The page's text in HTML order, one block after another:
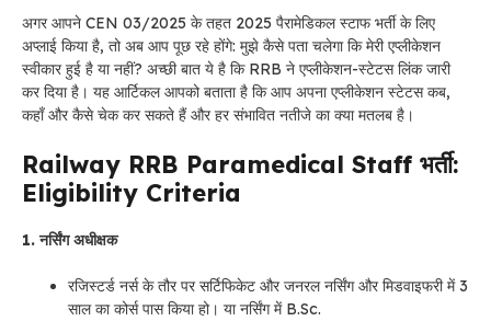
अगर आपने CEN 03/2025 के तहत 2025 पैरामेडिकल स्टाफ भर्ती के लिए
अप्लाई किया है, तो अब आप पूछ रहे होंगे: मुझे कैसे पता चलेगा कि मेरी एप्लीकेशन
स्वीकार हुई है या नहीं? अच्छी बात ये है कि RRB ने एप्लीकेशन-स्टेटस लिंक जारी
कर दिया है। यह आर्टिकल आपको बताता है कि आप अपना एप्लीकेशन स्टेटस कब,
कहाँ और कैसे चेक कर सकते हैं और हर संभावित नतीजे का क्या मतलब है।
Railway RRB Paramedical Staff भर्ती:
Eligibility Criteria
1. नर्सिंग अधीक्षक
रजिस्टर्ड नर्स के तौर पर सर्टिफिकेट और जनरल नर्सिंग और मिडवाइफरी में 3
साल का कोर्स पास किया हो। या नर्सिंग में B.Sc.